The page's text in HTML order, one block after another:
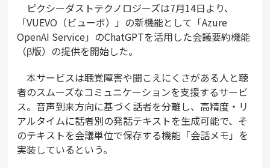
ピクシーダストテクノロジーズは7月14日より、
「VUEVO（ビューボ）」の新機能として「Azure
OpenAI Service」のChatGPTを活用した会議要約機能
（β版）の提供を開始した。
本サービスは聴覚障害や聞こえにくさがある人と聴
者のスムーズなコミュニケーションを支援するサービ
ス。音声到来方向に基づく話者を分離し、高精度・リ
アルタイムに話者別の発話テキストを生成可能で、そ
のテキストを会議単位で保存する機能「会話メモ」を
実装しているという。